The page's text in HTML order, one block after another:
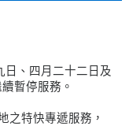
日、四月二十二日及
暫停服務。
之特快專遞服務，